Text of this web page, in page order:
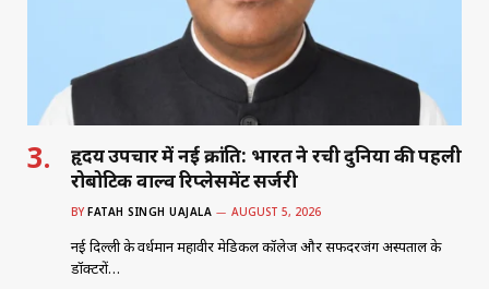
k
हृदय उपचार में नई क्रांति: भारत ने रची दुनिया की पहली
रोबोटिक वाल्व रिप्लेसमेंट सर्जरी
BY FATAH SINGH UAJALA AUGUST 5, 2026
नई दिल्ली के वर्धमान महावीर मेडिकल कॉलेज और सफदरजंग अस्पताल के
डॉक्टरों…